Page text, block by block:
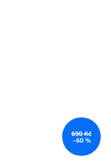
690 Kč
–60 %